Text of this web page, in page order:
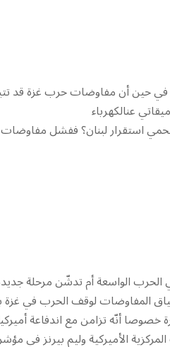
في حين أن مفاوضات حرب غزة قد
عنالكهرباء
استقرار لبنان؟ ففشل مفاوضات
الحرب الواسعة أم تدشّن مرحلة
المفاوضات لوقف الحرب في غزة
خصوصا أنّه تزامن مع اندفاعة
الأميركية وليم بيرنز في